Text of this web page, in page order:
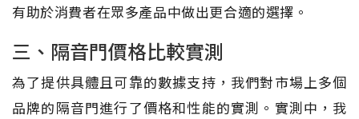
有助於消費者在眾多產品中做出更合適的選擇。
三、隔音門價格比較實測
為了提供具體且可靠的數據支持，我們對市場上多個
品牌的隔音門進行了價格和性能的實測。實測中，我